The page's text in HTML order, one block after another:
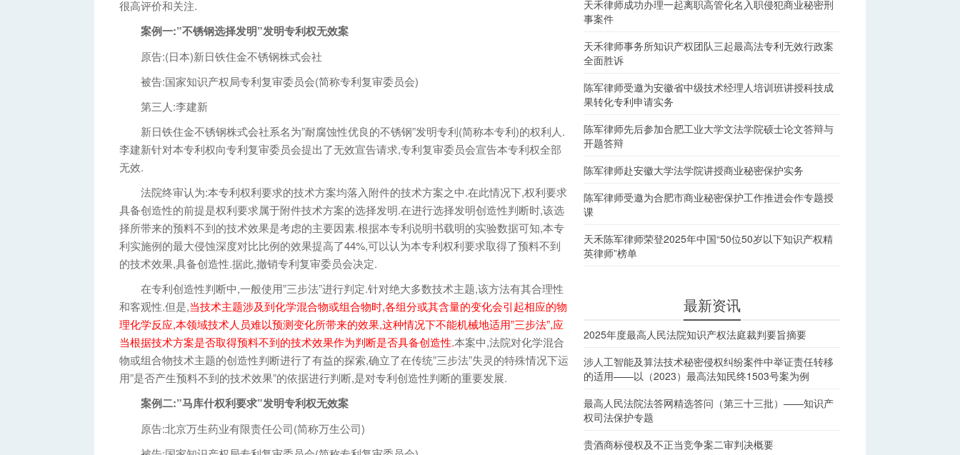
很高评价和关注.
案例一:”不锈钢选择发明”发明专利权无效案
原告:(日本)新日铁住金不锈钢株式会社
被告:国家知识产权局专利复审委员会(简称专利复审委员会)
第三人:李建新
新日铁住金不锈钢株式会社系名为”耐腐蚀性优良的不锈钢”发明专利(简称本专利)的权利人.
李建新针对本专利权向专利复审委员会提出了无效宣告请求,专利复审委员会宣告本专利权全部
无效.
法院终审认为:本专利权利要求的技术方案均落入附件的技术方案之中.在此情况下,权利要求
具备创造性的前提是权利要求属于附件技术方案的选择发明.在进行选择发明创造性判断时,该选
择所带来的预料不到的技术效果是考虑的主要因素.根据本专利说明书载明的实验数据可知,本专
利实施例的最大侵蚀深度对比比例的效果提高了44%,可以认为本专利权利要求取得了预料不到
的技术效果,具备创造性.据此,撤销专利复审委员会决定.
在专利创造性判断中,一般使用”三步法”进行判定.针对绝大多数技术主题,该方法有其合理性
和客观性.但是,当技术主题涉及到化学混合物或组合物时,各组分或其含量的变化会引起相应的物
理化学反应,本领域技术人员难以预测变化所带来的效果,这种情况下不能机械地适用”三步法”,应
当根据技术方案是否取得预料不到的技术效果作为判断是否具备创造性.本案中,法院对化学混合
物或组合物技术主题的创造性判断进行了有益的探索,确立了在传统”三步法”失灵的特殊情况下运
用”是否产生预料不到的技术效果”的依据进行判断,是对专利创造性判断的重要发展.
案例二:”马库什权利要求”发明专利权无效案
原告:北京万生药业有限责任公司(简称万生公司)
天禾律师成功办理一起离职高管化名入职侵犯商业秘密刑
事案件
天禾律师事务所知识产权团队三起最高法专利无效行政案
全面胜诉
陈军律师受邀为安徽省中级技术经理人培训班讲授科技成
果转化专利申请实务
陈军律师先后参加合肥工业大学文法学院硕士论文答辩与
开题答辩
陈军律师赴安徽大学法学院讲授商业秘密保护实务
陈军律师受邀为合肥市商业秘密保护工作推进会作专题授
课
天禾陈军律师荣登2025年中国“50位50岁以下知识产权精
英律师”榜单
最新资讯
2025年度最高人民法院知识产权法庭裁判要旨摘要
涉人工智能及算法技术秘密侵权纠纷案件中举证责任转移
的适用——以（2023）最高法知民终1503号案为例
最高人民法院法答网精选答问（第三十三批）——知识产
权司法保护专题
贵酒商标侵权及不正当竞争案二审判决概要